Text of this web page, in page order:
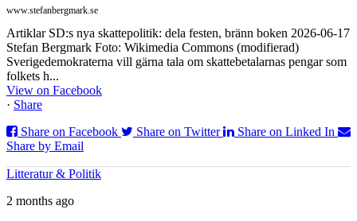
www.stefanbergmark.se
Artiklar SD:s nya skattepolitik: dela festen, bränn boken 2026-06-17
Stefan Bergmark Foto: Wikimedia Commons (modifierad)
Sverigedemokraterna vill gärna tala om skattebetalarnas pengar som
folkets h...
View on Facebook
· Share
Share on Facebook
Share on Twitter
Share on Linked In
Share by Email
Litteratur & Politik
2 months ago